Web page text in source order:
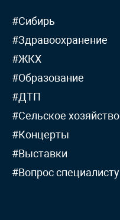
#Сибирь
#Здравоохранение
#ЖКХ
#Образование
#ДТП
#Сельское хозяйство
#Концерты
#Выставки
#Вопрос специалисту